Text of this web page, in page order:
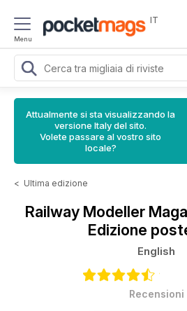
Menu
IT
Attualmente si sta visualizzando la
versione Italy del sito.
Volete passare al vostro sito
locale?
< Ultima edizione
Railway Modeller
Edizione
English
Recensioni